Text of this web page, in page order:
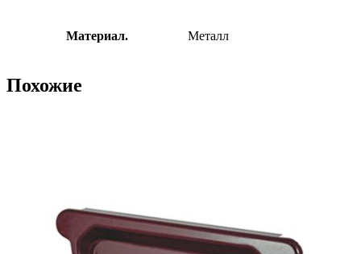
Материал. Металл
Похожие